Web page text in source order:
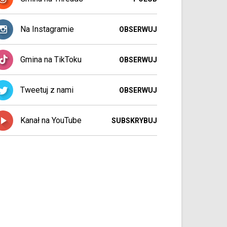
Na Instagramie OBSERWUJ
Gmina na TikToku OBSERWUJ
Tweetuj z nami OBSERWUJ
Kanał na YouTube SUBSKRYBUJ